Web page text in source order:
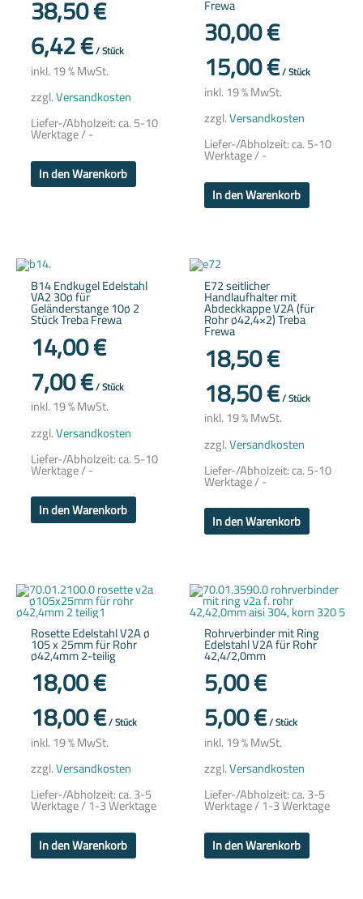
38,50€
6,42€/Stück
inkl. 19 % MwSt.
zzgl.Versandkosten
Liefer-/Abholzeit:ca. 5-10
Werktage / -
In den Warenkorb
Frewa
30,00€
15,00€/Stück
inkl. 19 % MwSt.
zzgl.Versandkosten
Liefer-/Abholzeit:ca. 5-10
Werktage / -
In den Warenkorb
B14 Endkugel Edelstahl
VA2 30ø für
Geländerstange 10ø 2
Stück Treba Frewa
14,00€
7,00€/Stück
inkl. 19 % MwSt.
zzgl.Versandkosten
Liefer-/Abholzeit:ca. 5-10
Werktage / -
In den Warenkorb
E72 seitlicher
Handlaufhalter mit
Abdeckkappe V2A (für
Rohr ø42,4×2) Treba
Frewa
18,50€
18,50€/Stück
inkl. 19 % MwSt.
zzgl.Versandkosten
Liefer-/Abholzeit:ca. 5-10
Werktage / -
In den Warenkorb
Rosette Edelstahl V2A ø
105 x 25mm für Rohr
ø42,4mm 2-teilig
18,00€
18,00€/Stück
inkl. 19 % MwSt.
zzgl.Versandkosten
Liefer-/Abholzeit:ca. 3-5
Werktage / 1-3 Werktage
In den Warenkorb
Rohrverbinder mit Ring
Edelstahl V2A für Rohr
42,4/2,0mm
5,00€
5,00€/Stück
inkl. 19 % MwSt.
zzgl.Versandkosten
Liefer-/Abholzeit:ca. 3-5
Werktage / 1-3 Werktage
In den Warenkorb